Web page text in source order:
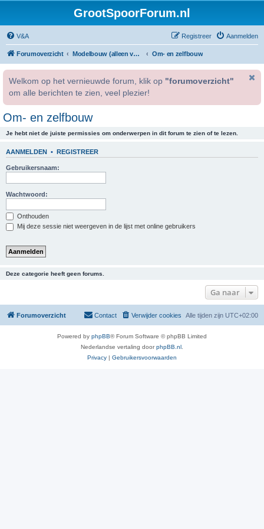
GrootSpoorForum.nl
V&A Aanmelden
Registreer
Forumoverzicht Modelbouw (alleen voor geregistreerde gebruikers). Om- en zelfbouw
Welkom op het vernieuwde forum, klik op "forumoverzicht"
om alle berichten te zien, veel plezier!
Om- en zelfbouw
Je hebt niet de juiste permissies om onderwerpen in dit forum te zien of te lezen.
AANMELDEN • REGISTREER
Gebruikersnaam:
Wachtwoord:
Onthouden
Mij deze sessie niet weergeven in de lijst met online gebruikers
Deze categorie heeft geen forums.
Ga naar
Forumoverzicht Alle tijden zijn UTC+02:00
Verwijder cookies
Contact
Powered by phpBB® Forum Software © phpBB Limited
Nederlandse vertaling doorphpBB.nl
Privacy | Gebruikersvoorwaarden